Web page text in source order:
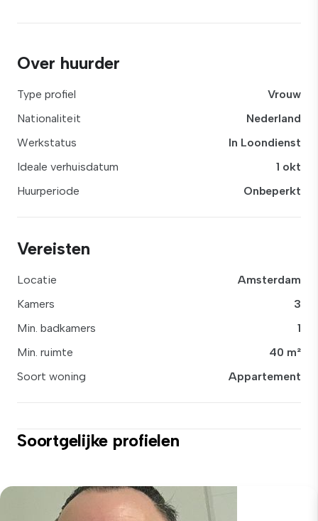
Over huurder
Type profiel
Vrouw
Nationaliteit
Nederland
Werkstatus
In Loondienst
Ideale verhuisdatum
1 okt
Huurperiode
Onbeperkt
Vereisten
Locatie
Amsterdam
Kamers
3
Min. badkamers
1
Min. ruimte
40 m²
Soort woning
Appartement
Soortgelijke profielen